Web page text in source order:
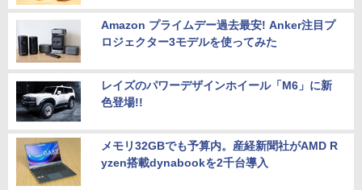
Amazon プライムデー過去最安! Anker注目プ
ロジェクター3モデルを使ってみた
レイズのパワーデザインホイール「M6」に新
色登場!!
メモリ32GBでも予算内。産経新聞社がAMD R
yzen搭載dynabookを2千台導入